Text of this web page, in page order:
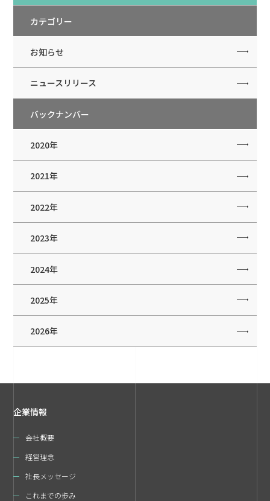
カテゴリー
お知らせ
ニュースリリース
バックナンバー
2020年
2021年
2022年
2023年
2024年
2025年
2026年
企業情報
会社概要
経営理念
社長メッセージ
これまでの歩み